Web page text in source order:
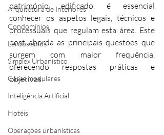
Arquitetura de Interiores
Condomínios
Lei dos solos
Simplex Urbanístico
Casas modulares
Inteligência Artificial
Hotéis
Operações urbanísticas
património edificado, é essencial
conhecer os aspetos legais, técnicos e
processuais que regulam esta área. Este
post aborda as principais questões que
surgem com maior frequência,
oferecendo respostas práticas e
objetivas.